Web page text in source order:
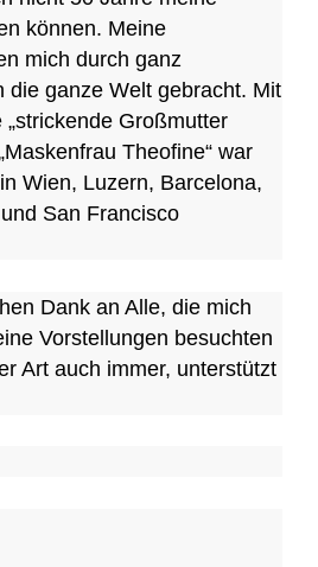
können. Meine
mich durch ganz
die ganze Welt gebracht. Mit
Großmutter
Theofine“ war
Wien, Luzern, Barcelona,
San Francisco
Dank an Alle, die mich
Vorstellungen besuchten
Art auch immer, unterstützt